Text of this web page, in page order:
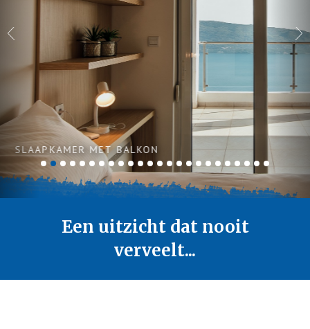
SLAAPKAMER MET BALKON
Een uitzicht dat nooit
verveelt...